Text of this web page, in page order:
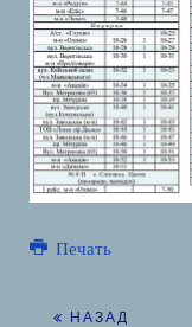
Печать
НАЗАД